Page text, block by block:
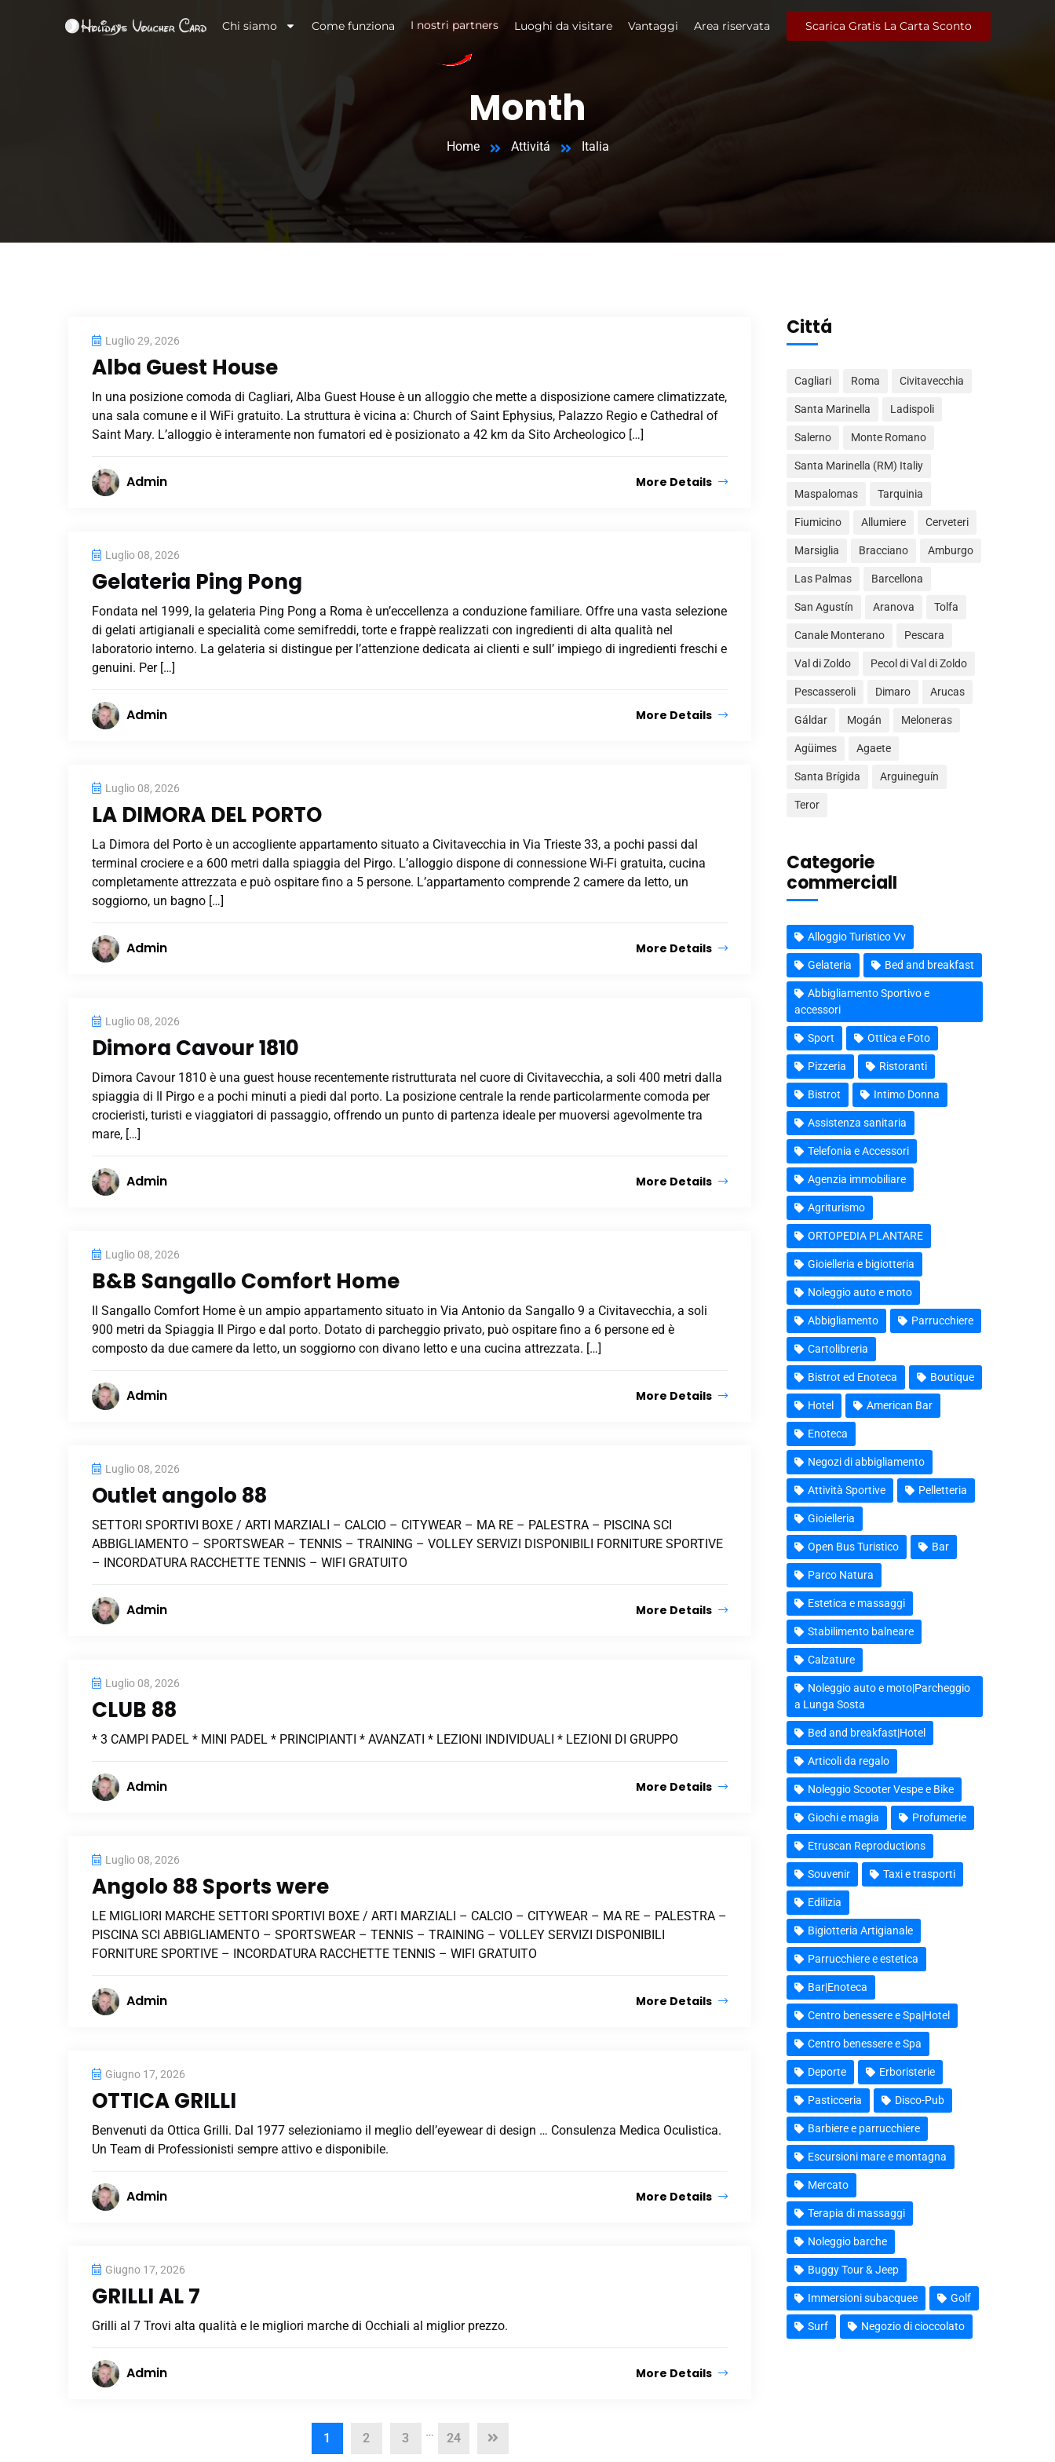
Chi siamo Come funziona I nostri partners Luoghi da visitare Vantaggi Area riservata Scarica Gratis La Carta Sconto
Month
Home Attivitá Italia
Luglio 29, 2026
Alba Guest House
In una posizione comoda di Cagliari, Alba Guest House è un alloggio che mette a disposizione camere climatizzate,
una sala comune e il WiFi gratuito. La struttura è vicina a: Church of Saint Ephysius, Palazzo Regio e Cathedral of
Saint Mary. L’alloggio è interamente non fumatori ed è posizionato a 42 km da Sito Archeologico […]
Admin More Details
Luglio 08, 2026
Gelateria Ping Pong
Fondata nel 1999, la gelateria Ping Pong a Roma è un’eccellenza a conduzione familiare. Offre una vasta selezione
di gelati artigianali e specialità come semifreddi, torte e frappè realizzati con ingredienti di alta qualità nel
laboratorio interno. La gelateria si distingue per l’attenzione dedicata ai clienti e sull’ impiego di ingredienti freschi e
genuini. Per […]
Admin More Details
Luglio 08, 2026
LA DIMORA DEL PORTO
La Dimora del Porto è un accogliente appartamento situato a Civitavecchia in Via Trieste 33, a pochi passi dal
terminal crociere e a 600 metri dalla spiaggia del Pirgo. L’alloggio dispone di connessione Wi-Fi gratuita, cucina
completamente attrezzata e può ospitare fino a 5 persone. L’appartamento comprende 2 camere da letto, un
soggiorno, un bagno […]
Admin More Details
Luglio 08, 2026
Dimora Cavour 1810
Dimora Cavour 1810 è una guest house recentemente ristrutturata nel cuore di Civitavecchia, a soli 400 metri dalla
spiaggia di Il Pirgo e a pochi minuti a piedi dal porto. La posizione centrale la rende particolarmente comoda per
crocieristi, turisti e viaggiatori di passaggio, offrendo un punto di partenza ideale per muoversi agevolmente tra
mare, […]
Admin More Details
Luglio 08, 2026
B&B Sangallo Comfort Home
Il Sangallo Comfort Home è un ampio appartamento situato in Via Antonio da Sangallo 9 a Civitavecchia, a soli
900 metri da Spiaggia Il Pirgo e dal porto. Dotato di parcheggio privato, può ospitare fino a 6 persone ed è
composto da due camere da letto, un soggiorno con divano letto e una cucina attrezzata. […]
Admin More Details
Luglio 08, 2026
Outlet angolo 88
SETTORI SPORTIVI BOXE / ARTI MARZIALI – CALCIO – CITYWEAR – MA RE – PALESTRA – PISCINA SCI
ABBIGLIAMENTO – SPORTSWEAR – TENNIS – TRAINING – VOLLEY SERVIZI DISPONIBILI FORNITURE SPORTIVE
– INCORDATURA RACCHETTE TENNIS – WIFI GRATUITO
Admin More Details
Luglio 08, 2026
CLUB 88
* 3 CAMPI PADEL * MINI PADEL * PRINCIPIANTI * AVANZATI * LEZIONI INDIVIDUALI * LEZIONI DI GRUPPO
Admin More Details
Luglio 08, 2026
Angolo 88 Sports were
LE MIGLIORI MARCHE SETTORI SPORTIVI BOXE / ARTI MARZIALI – CALCIO – CITYWEAR – MA RE – PALESTRA –
PISCINA SCI ABBIGLIAMENTO – SPORTSWEAR – TENNIS – TRAINING – VOLLEY SERVIZI DISPONIBILI
FORNITURE SPORTIVE – INCORDATURA RACCHETTE TENNIS – WIFI GRATUITO
Admin More Details
Giugno 17, 2026
OTTICA GRILLI
Benvenuti da Ottica Grilli. Dal 1977 selezioniamo il meglio dell’eyewear di design … Consulenza Medica Oculistica.
Un Team di Professionisti sempre attivo e disponibile.
Admin More Details
Giugno 17, 2026
GRILLI AL 7
Grilli al 7 Trovi alta qualità e le migliori marche di Occhiali al miglior prezzo.
Admin More Details
1 2 3 … 24
Cittá
Cagliari Roma Civitavecchia
Santa Marinella Ladispoli
Salerno Monte Romano
Santa Marinella (RM) Italiy
Maspalomas Tarquinia
Fiumicino Allumiere Cerveteri
Marsiglia Bracciano Amburgo
Las Palmas Barcellona
San Agustín Aranova Tolfa
Canale Monterano Pescara
Val di Zoldo Pecol di Val di Zoldo
Pescasseroli Dimaro Arucas
Gáldar Mogán Meloneras
Agüimes Agaete
Santa Brígida Arguineguín
Teror
Categorie
commercialI
Alloggio Turistico Vv
Gelateria Bed and breakfast
Abbigliamento Sportivo e
accessori
Sport Ottica e Foto
Pizzeria Ristoranti
Bistrot Intimo Donna
Assistenza sanitaria
Telefonia e Accessori
Agenzia immobiliare
Agriturismo
ORTOPEDIA PLANTARE
Gioielleria e bigiotteria
Noleggio auto e moto
Abbigliamento Parrucchiere
Cartolibreria
Bistrot ed Enoteca Boutique
Hotel American Bar
Enoteca
Negozi di abbigliamento
Attività Sportive Pelletteria
Gioielleria
Open Bus Turistico Bar
Parco Natura
Estetica e massaggi
Stabilimento balneare
Calzature
Noleggio auto e moto|Parcheggio
a Lunga Sosta
Bed and breakfast|Hotel
Articoli da regalo
Noleggio Scooter Vespe e Bike
Giochi e magia Profumerie
Etruscan Reproductions
Souvenir Taxi e trasporti
Edilizia
Bigiotteria Artigianale
Parrucchiere e estetica
Bar|Enoteca
Centro benessere e Spa|Hotel
Centro benessere e Spa
Deporte Erboristerie
Pasticceria Disco-Pub
Barbiere e parrucchiere
Escursioni mare e montagna
Mercato
Terapia di massaggi
Noleggio barche
Buggy Tour & Jeep
Immersioni subacquee Golf
Surf Negozio di cioccolato